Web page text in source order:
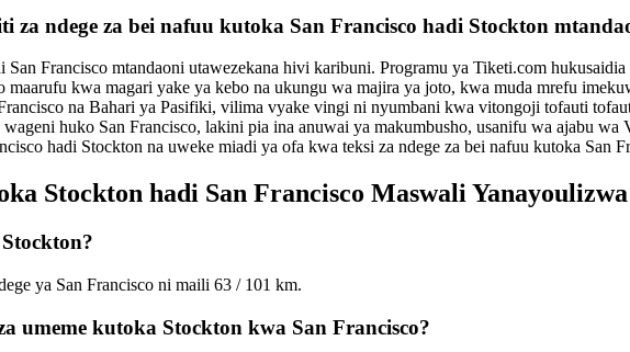
ndege za bei nafuu kutoka San Francisco hadi Stockton
Francisco mtandaoni utawezekana hivi karibuni. Programu ya Tiketi.com
maarufu kwa magari yake ya kebo na ukungu wa majira ya joto, kwa muda mrefu
na Bahari ya Pasifiki, vilima vyake vingi ni nyumbani kwa vitongoji tofauti
huko San Francisco, lakini pia ina anuwai ya makumbusho, usanifu wa ajabu wa
hadi Stockton na uweke miadi ya ofa kwa teksi za ndege za bei nafuu kutoka San
Stockton hadi San Francisco Maswali
ya San Francisco ni maili 63 / 101 km.
umeme kutoka Stockton kwa San Francisco?